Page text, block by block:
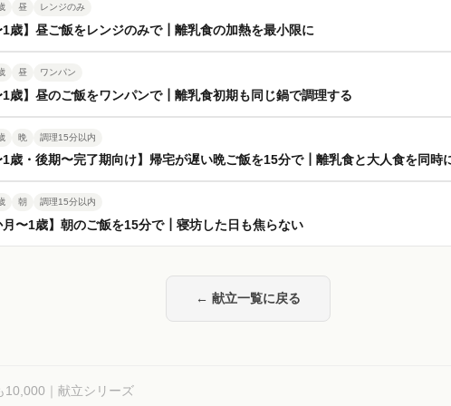
昼 レンジのみ
1歳】昼ご飯をレンジのみで┃離乳食の加熱を最小限に
昼 ワンパン
1歳】昼のご飯をワンパンで┃離乳食初期も同じ鍋で調理する
晩 調理15分以内
1歳・後期〜完了期向け】帰宅が遅い晩ご飯を15分で┃離乳食と大人食を同時
朝 調理15分以内
月〜1歳】朝のご飯を15分で┃寝坊した日も焦らない
← 献立一覧に戻る
10,000｜献立シリーズ